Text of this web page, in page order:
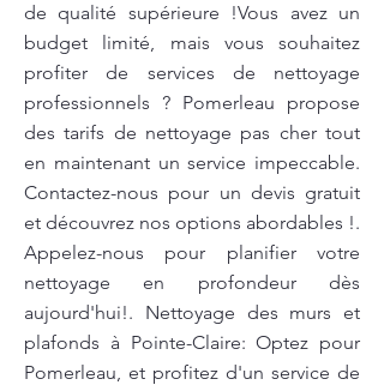
de qualité supérieure !Vous avez un
budget limité, mais vous souhaitez
profiter de services de nettoyage
professionnels ? Pomerleau propose
des tarifs de nettoyage pas cher tout
en maintenant un service impeccable.
Contactez-nous pour un devis gratuit
et découvrez nos options abordables !.
Appelez-nous pour planifier votre
nettoyage en profondeur dès
aujourd'hui!. Nettoyage des murs et
plafonds à Pointe-Claire: Optez pour
Pomerleau, et profitez d'un service de